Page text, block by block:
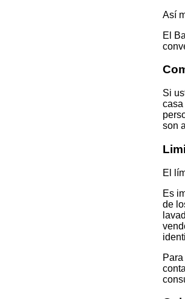
Así
El
Si
son
El
Es
de